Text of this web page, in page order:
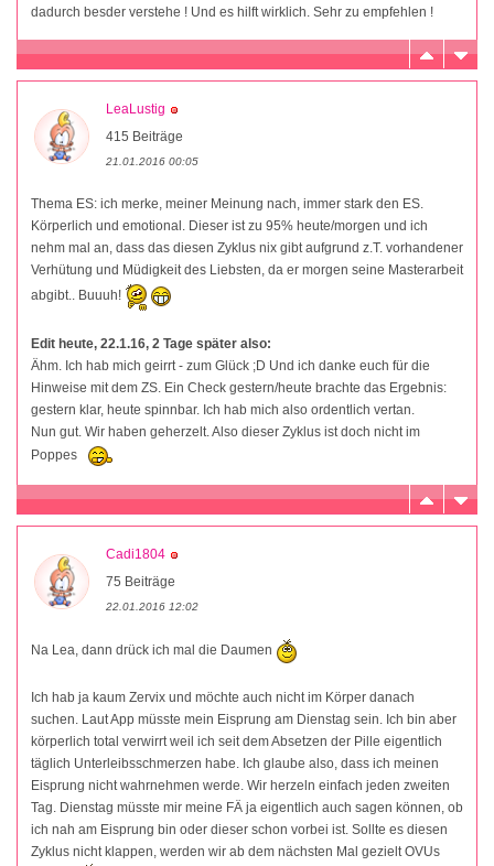
dadurch besder verstehe ! Und es hilft wirklich. Sehr zu empfehlen !
LeaLustig
415 Beiträge
21.01.2016 00:05
Thema ES: ich merke, meiner Meinung nach, immer stark den ES.
Körperlich und emotional. Dieser ist zu 95% heute/morgen und ich
nehm mal an, dass das diesen Zyklus nix gibt aufgrund z.T. vorhandener
Verhütung und Müdigkeit des Liebsten, da er morgen seine Masterarbeit
abgibt.. Buuuh!
Edit heute, 22.1.16, 2 Tage später also:
Ähm. Ich hab mich geirrt - zum Glück ;D Und ich danke euch für die
Hinweise mit dem ZS. Ein Check gestern/heute brachte das Ergebnis:
gestern klar, heute spinnbar. Ich hab mich also ordentlich vertan.
Nun gut. Wir haben geherzelt. Also dieser Zyklus ist doch nicht im
Poppes
Cadi1804
75 Beiträge
22.01.2016 12:02
Na Lea, dann drück ich mal die Daumen
Ich hab ja kaum Zervix und möchte auch nicht im Körper danach
suchen. Laut App müsste mein Eisprung am Dienstag sein. Ich bin aber
körperlich total verwirrt weil ich seit dem Absetzen der Pille eigentlich
täglich Unterleibsschmerzen habe. Ich glaube also, dass ich meinen
Eisprung nicht wahrnehmen werde. Wir herzeln einfach jeden zweiten
Tag. Dienstag müsste mir meine FÄ ja eigentlich auch sagen können, ob
ich nah am Eisprung bin oder dieser schon vorbei ist. Sollte es diesen
Zyklus nicht klappen, werden wir ab dem nächsten Mal gezielt OVUs